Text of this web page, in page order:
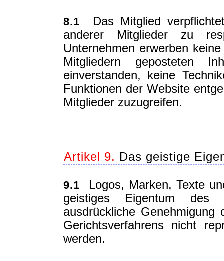
8.1 Das Mitglied
anderer Mitglieder zu
Unternehmen erwerben
Mitgliedern geposteten
einverstanden, keine
Funktionen der Website
Mitglieder zuzugreifen.
Artikel 9. Das geistige
9.1 Logos, Marken, Texte
geistiges Eigentum des
ausdrückliche
Gerichtsverfahrens nicht
werden.